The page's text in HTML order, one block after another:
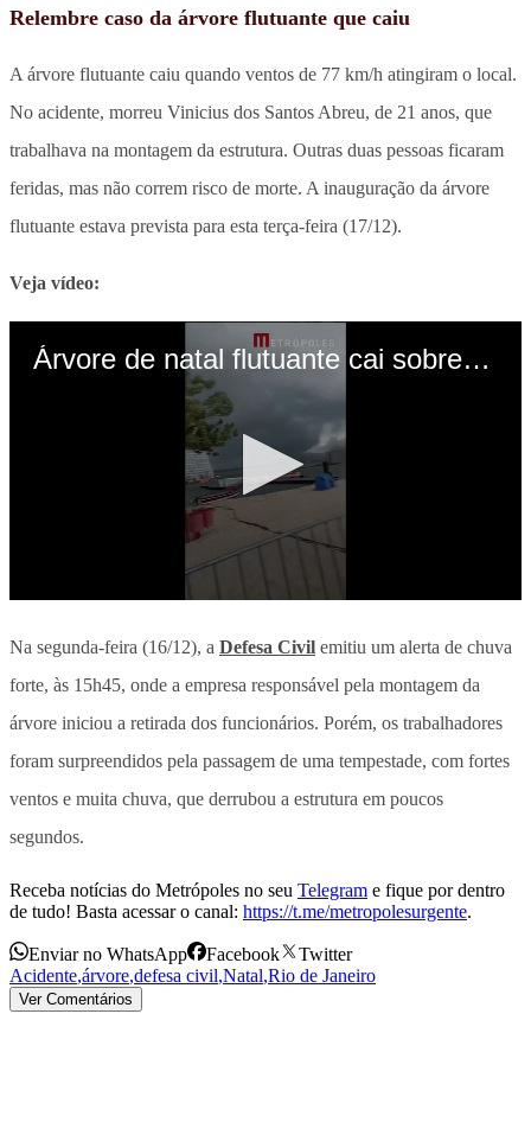
Relembre caso da árvore flutuante que caiu
A árvore flutuante caiu quando ventos de 77 km/h atingiram o local.
No acidente, morreu Vinicius dos Santos Abreu, de 21 anos, que
trabalhava na montagem da estrutura. Outras duas pessoas ficaram
feridas, mas não correm risco de morte. A inauguração da árvore
flutuante estava prevista para esta terça-feira (17/12).
Veja vídeo:
Na segunda-feira (16/12), a Defesa Civil emitiu um alerta de chuva
forte, às 15h45, onde a empresa responsável pela montagem da
árvore iniciou a retirada dos funcionários. Porém, os trabalhadores
foram surpreendidos pela passagem de uma tempestade, com fortes
ventos e muita chuva, que derrubou a estrutura em poucos
segundos.
Receba notícias do Metrópoles no seu Telegram e fique por dentro
de tudo! Basta acessar o canal: https://t.me/metropolesurgente.
Enviar no WhatsApp Facebook
Twitter
Acidente,árvore,defesa civil,Natal,Rio de Janeiro
Ver Comentários